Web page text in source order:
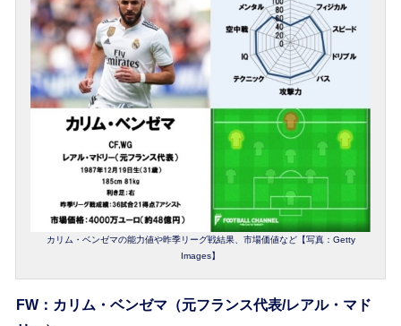
カリム・ベンゼマの能力値や昨季リーグ戦結果、市場価値など【写真：Getty
Images】
FW：カリム・ベンゼマ（元フランス代表/レアル・マド